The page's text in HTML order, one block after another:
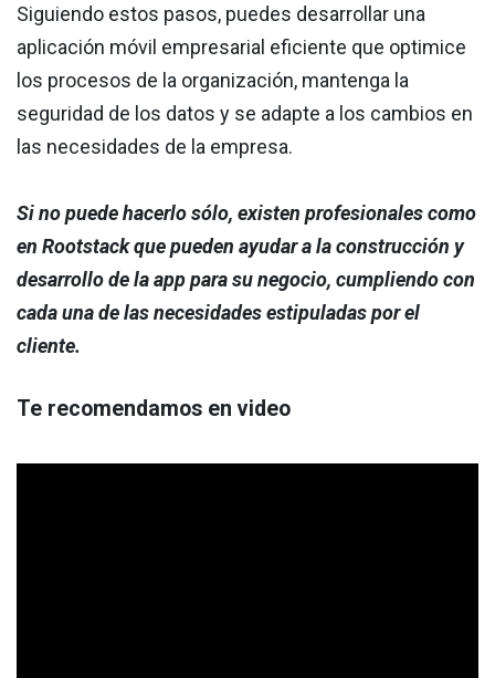
Siguiendo estos pasos, puedes desarrollar una
aplicación móvil empresarial eficiente que optimice
los procesos de la organización, mantenga la
seguridad de los datos y se adapte a los cambios en
las necesidades de la empresa.
Si no puede hacerlo sólo, existen profesionales como
en Rootstack que pueden ayudar a la construcción y
desarrollo de la app para su negocio, cumpliendo con
cada una de las necesidades estipuladas por el
cliente.
Te recomendamos en video